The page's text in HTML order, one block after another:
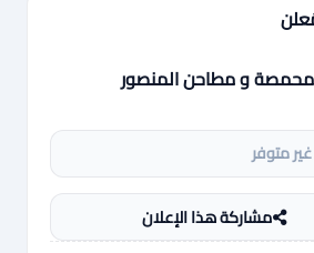
محمصة و مطاحن المنصور
غير متوفر
مشاركة هذا الإعلان